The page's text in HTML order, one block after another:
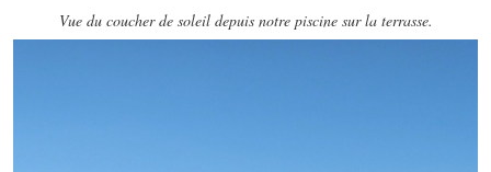
Vue du coucher de soleil depuis notre piscine sur la terrasse.